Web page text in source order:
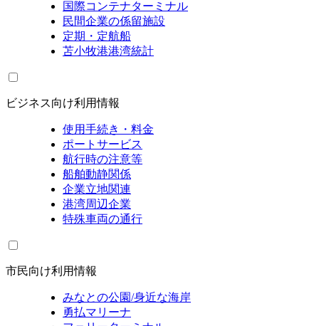
国際コンテナターミナル
民間企業の係留施設
定期・定航船
苫小牧港港湾統計
ビジネス向け利用情報
使用手続き・料金
ポートサービス
航行時の注意等
船舶動静関係
企業立地関連
港湾周辺企業
特殊車両の通行
市民向け利用情報
みなとの公園/身近な海岸
勇払マリーナ